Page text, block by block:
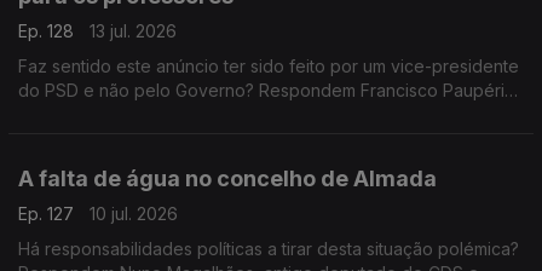
Ep. 128
13 jul. 2026
Faz sentido este anúncio ter sido feito por um vice-presidente
do PSD e não pelo Governo? Respondem Francisco Paupério,
A falta de água no concelho de Almada
Ep. 127
10 jul. 2026
Há responsabilidades políticas a tirar desta situação polémica?